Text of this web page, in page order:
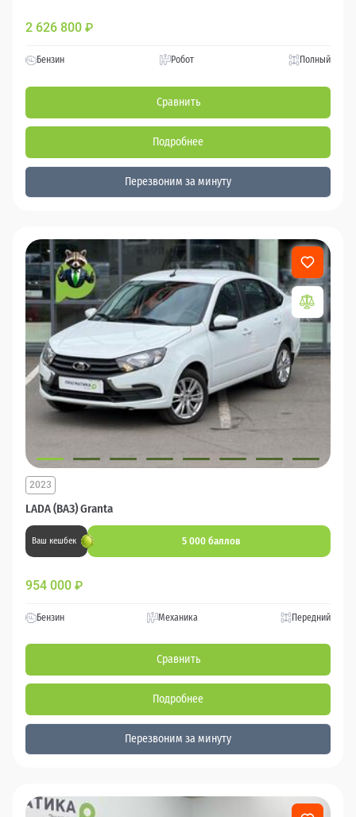
2 626 800 ₽
Бензин Робот Полный
Сравнить
Подробнее
Перезвоним за минуту
LADA (ВАЗ) Granta
2023
Ваш кешбек 5 000 баллов
954 000 ₽
Бензин Механика Передний
Сравнить
Подробнее
Перезвоним за минуту